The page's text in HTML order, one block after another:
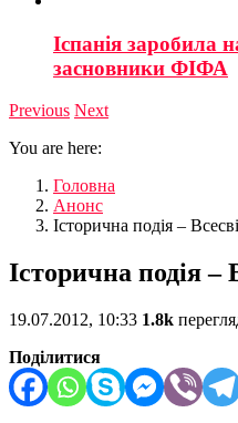
Іспанія заробила
засновники ФІФА
Previous Next
You are here:
Головна
Анонс
Історична подія –
Історична подія –
19.07.2012, 10:33 1.8k
Поділитися